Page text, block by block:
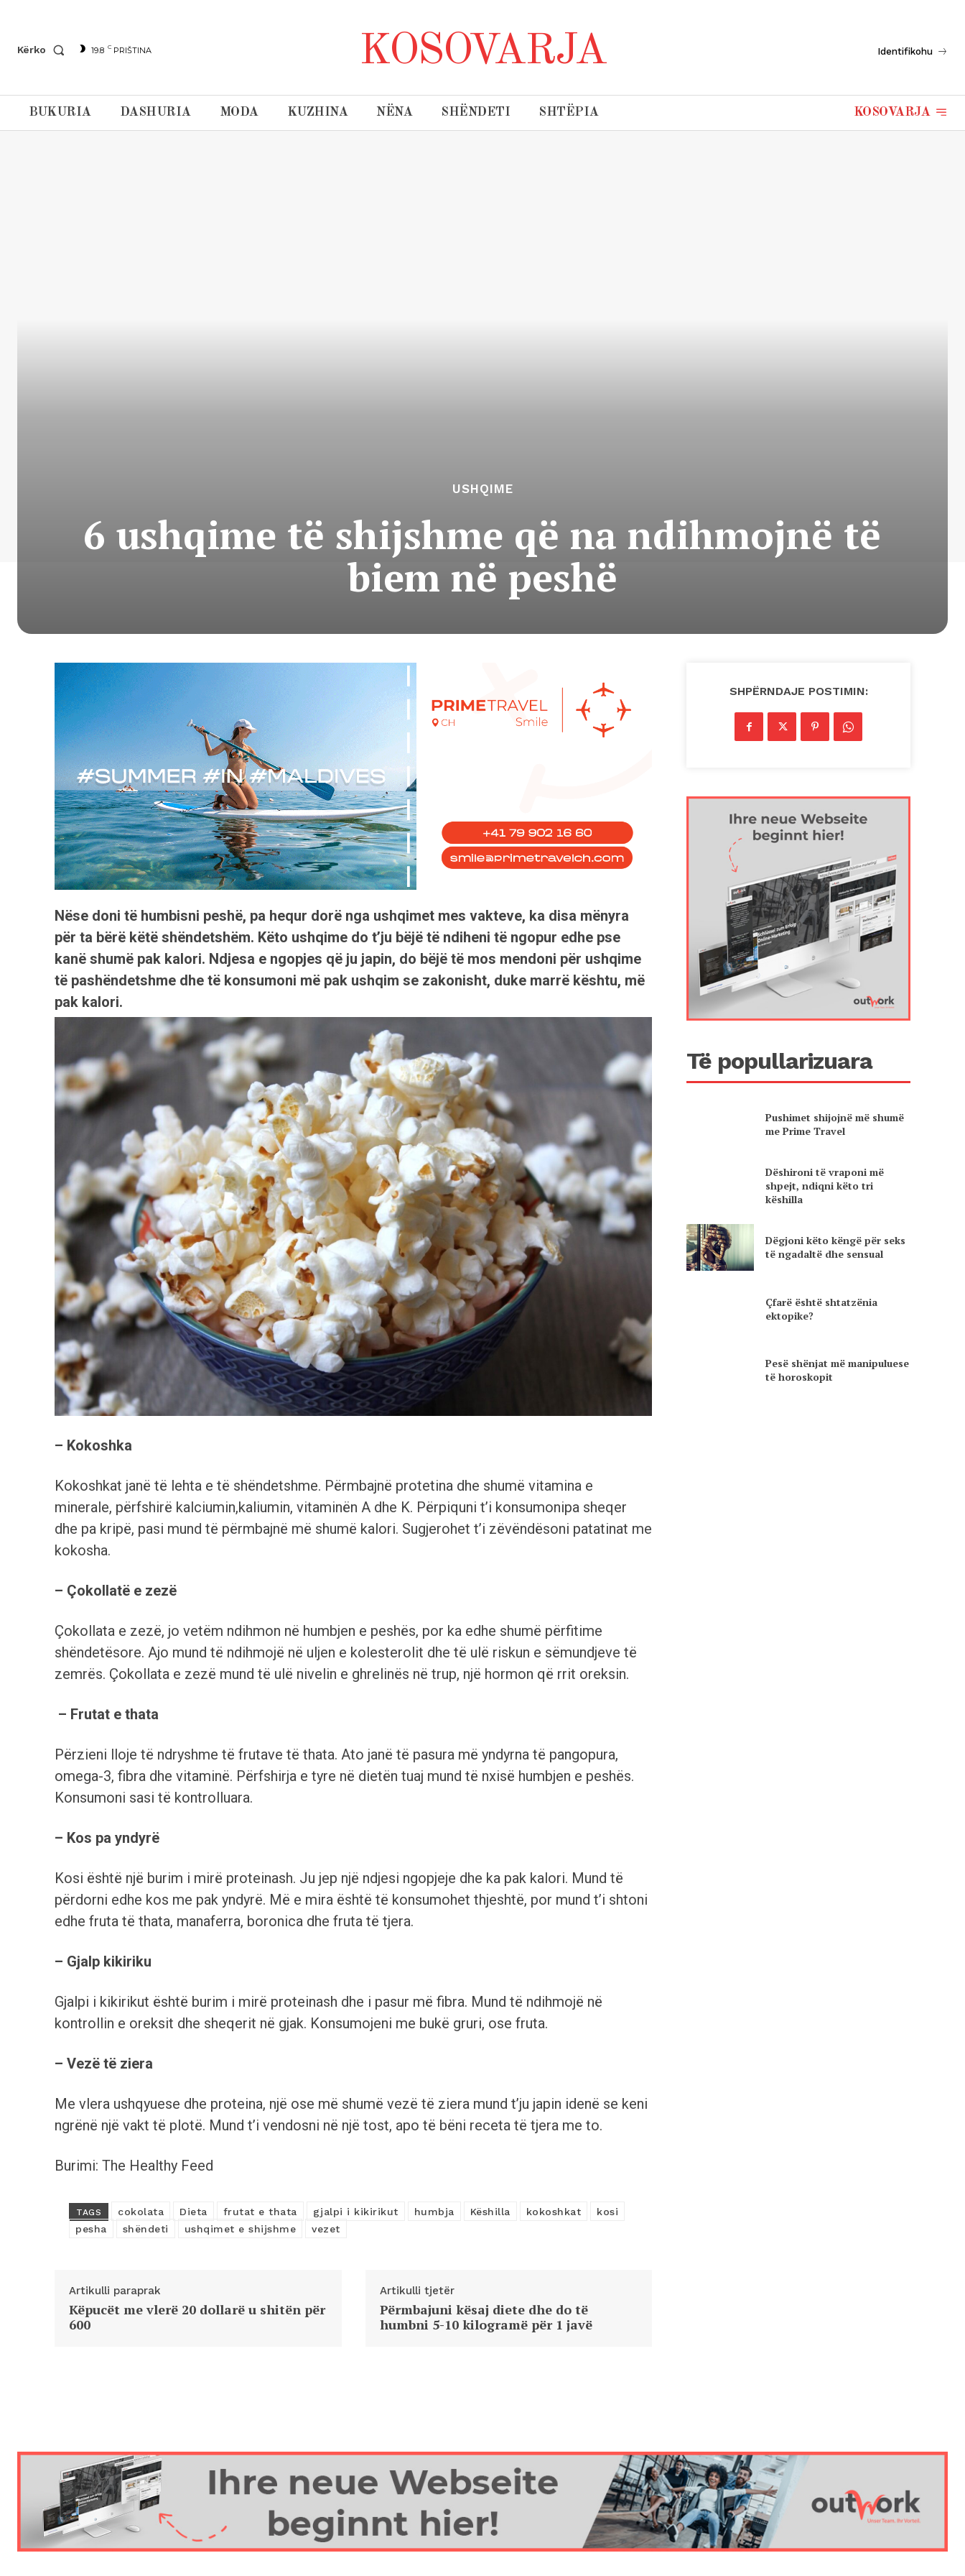
Kërko 19.8 C PRIŠTINA KOSOVARJA Identifikohu
BUKURIA DASHURIA MODA KUZHINA NËNA SHËNDETI SHTËPIA KOSOVARJA
USHQIME
6 ushqime të shijshme që na ndihmojnë të
biem në peshë
Nëse doni të humbisni peshë, pa hequr dorë nga ushqimet mes vakteve, ka disa mënyra
për ta bërë këtë shëndetshëm. Këto ushqime do t’ju bëjë të ndiheni të ngopur edhe pse
kanë shumë pak kalori. Ndjesa e ngopjes që ju japin, do bëjë të mos mendoni për ushqime
të pashëndetshme dhe të konsumoni më pak ushqim se zakonisht, duke marrë kështu, më
pak kalori.
– Kokoshka
Kokoshkat janë të lehta e të shëndetshme. Përmbajnë protetina dhe shumë vitamina e
minerale, përfshirë kalciumin,kaliumin, vitaminën A dhe K. Përpiquni t’i konsumonipa sheqer
dhe pa kripë, pasi mund të përmbajnë më shumë kalori. Sugjerohet t’i zëvëndësoni patatinat me
kokosha.
– Çokollatë e zezë
Çokollata e zezë, jo vetëm ndihmon në humbjen e peshës, por ka edhe shumë përfitime
shëndetësore. Ajo mund të ndihmojë në uljen e kolesterolit dhe të ulë riskun e sëmundjeve të
zemrës. Çokollata e zezë mund të ulë nivelin e ghrelinës në trup, një hormon që rrit oreksin.
– Frutat e thata
Përzieni lloje të ndryshme të frutave të thata. Ato janë të pasura më yndyrna të pangopura,
omega-3, fibra dhe vitaminë. Përfshirja e tyre në dietën tuaj mund të nxisë humbjen e peshës.
Konsumoni sasi të kontrolluara.
– Kos pa yndyrë
Kosi është një burim i mirë proteinash. Ju jep një ndjesi ngopjeje dhe ka pak kalori. Mund të
përdorni edhe kos me pak yndyrë. Më e mira është të konsumohet thjeshtë, por mund t’i shtoni
edhe fruta të thata, manaferra, boronica dhe fruta të tjera.
– Gjalp kikiriku
Gjalpi i kikirikut është burim i mirë proteinash dhe i pasur më fibra. Mund të ndihmojë në
kontrollin e oreksit dhe sheqerit në gjak. Konsumojeni me bukë gruri, ose fruta.
– Vezë të ziera
Me vlera ushqyuese dhe proteina, një ose më shumë vezë të ziera mund t’ju japin idenë se keni
ngrënë një vakt të plotë. Mund t’i vendosni në një tost, apo të bëni receta të tjera me to.
Burimi: The Healthy Feed
TAGS cokolata Dieta frutat e thata gjalpi i kikirikut humbja Këshilla kokoshkat
kosi
pesha
shëndeti ushqimet e shijshme vezet
Artikulli paraprak
Këpucët me vlerë 20 dollarë u shitën për
600
Artikulli tjetër
Përmbajuni kësaj diete dhe do të
humbni 5-10 kilogramë për 1 javë
SHPËRNDAJE POSTIMIN:
Të popullarizuara
Pushimet shijojnë më shumë
me Prime Travel
Dëshironi të vraponi më
shpejt, ndiqni këto tri
këshilla
Dëgjoni këto këngë për seks
të ngadaltë dhe sensual
Çfarë është shtatzënia
ektopike?
Pesë shënjat më manipuluese
të horoskopit